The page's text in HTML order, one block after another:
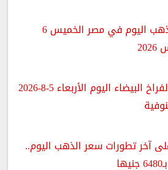
سعر الذهب اليوم في مصر الخميس 6
أسعار الفراخ البيضاء اليوم الأربعاء 5-8-2026
آخر تطورات سعر الذهب اليوم..